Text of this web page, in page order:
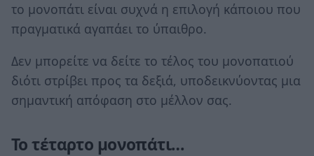
το μονοπάτι είναι συχνά η επιλογή κάποιου που
πραγματικά αγαπάει το ύπαιθρο.
Δεν μπορείτε να δείτε το τέλος του μονοπατιού
διότι στρίβει προς τα δεξιά, υποδεικνύοντας μια
σημαντική απόφαση στο μέλλον σας.
Το τέταρτο μονοπάτι…